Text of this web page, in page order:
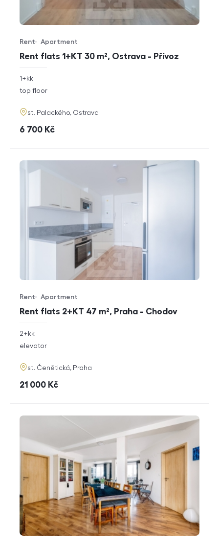
Rent flats 1+KT 30 m², Ostrava - Přívoz
Offer type
Rent
Property type
Apartment
rozměry
disposition
1+kk
funkce
top floor
adresa
st. Palackého, Ostrava
cena
6 700 Kč
Rent flats 2+KT 47 m², Praha - Chodov
Offer type
Rent
Property type
Apartment
rozměry
2+kk
funkce
elevator
adresa
st. Čenětická, Praha
cena
21 000 Kč